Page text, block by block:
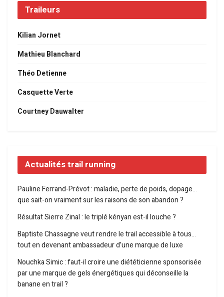
Traileurs
Kilian Jornet
Mathieu Blanchard
Théo Detienne
Casquette Verte
Courtney Dauwalter
Actualités trail running
Pauline Ferrand-Prévot : maladie, perte de poids, dopage…
que sait-on vraiment sur les raisons de son abandon ?
Résultat Sierre Zinal : le triplé kényan est-il louche ?
Baptiste Chassagne veut rendre le trail accessible à tous…
tout en devenant ambassadeur d’une marque de luxe
Nouchka Simic : faut-il croire une diététicienne sponsorisée
par une marque de gels énergétiques qui déconseille la
banane en trail ?